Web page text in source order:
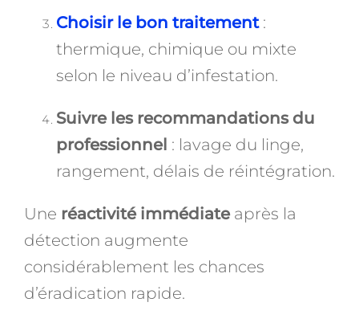
Choisir le bon traitement :
thermique, chimique ou mixte
selon le niveau d’infestation.
Suivre les recommandations du
professionnel : lavage du linge,
rangement, délais de réintégration.
Une réactivité immédiateaprès la
détection augmente
considérablement les chances
d’éradication rapide.